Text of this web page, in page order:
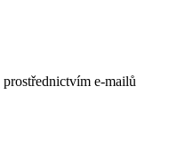
prostřednictvím e-mailů